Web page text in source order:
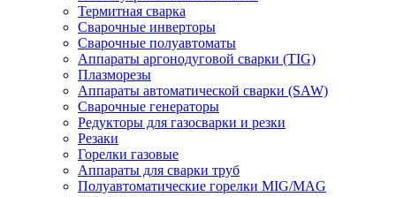
Термитная сварка
Сварочные инверторы
Сварочные полуавтоматы
Аппараты аргонодуговой сварки (TIG)
Плазморезы
Аппараты автоматической сварки (SAW)
Сварочные генераторы
Редукторы для газосварки и резки
Резаки
Горелки газовые
Аппараты для сварки труб
Полуавтоматические горелки MIG/MAG